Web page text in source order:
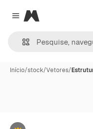
Close menu
Magnific
Início/stock/Vetores/